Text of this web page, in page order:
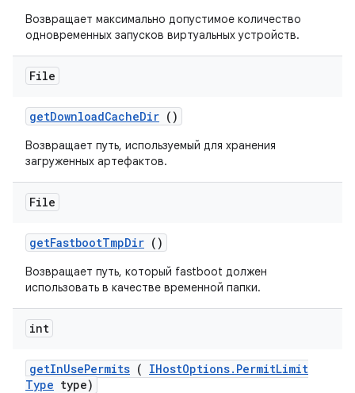
Возвращает максимально допустимое количество
одновременных запусков виртуальных устройств.
File
getDownloadCacheDir ()
Возвращает путь, используемый для хранения
загруженных артефактов.
File
getFastbootTmpDir ()
Возвращает путь, который fastboot должен
использовать в качестве временной папки.
int
getInUsePermits ( IHostOptions. PermitLimit
Type type)